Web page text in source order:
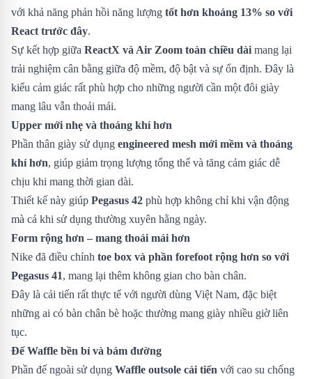
với khả năng phản hồi năng lượng tốt hơn khoảng 13% so với
React trước đây.
Sự kết hợp giữa ReactX và Air Zoom toàn chiều dài mang lại
trải nghiệm cân bằng giữa độ mềm, độ bật và sự ổn định. Đây là
kiểu cảm giác rất phù hợp cho những người cần một đôi giày
mang lâu vẫn thoải mái.
Upper mới nhẹ và thoáng khí hơn
Phần thân giày sử dụng engineered mesh mới mềm và thoáng
khí hơn, giúp giảm trọng lượng tổng thể và tăng cảm giác dễ
chịu khi mang thời gian dài.
Thiết kế này giúp Pegasus 42 phù hợp không chỉ khi vận động
mà cả khi sử dụng thường xuyên hằng ngày.
Form rộng hơn – mang thoải mái hơn
Nike đã điều chỉnh toe box và phần forefoot rộng hơn so với
Pegasus 41, mang lại thêm không gian cho bàn chân.
Đây là cải tiến rất thực tế với người dùng Việt Nam, đặc biệt
những ai có bàn chân bè hoặc thường mang giày nhiều giờ liên
tục.
Đế Waffle bền bỉ và bám đường
Phần đế ngoài sử dụng Waffle outsole cải tiến với cao su chống